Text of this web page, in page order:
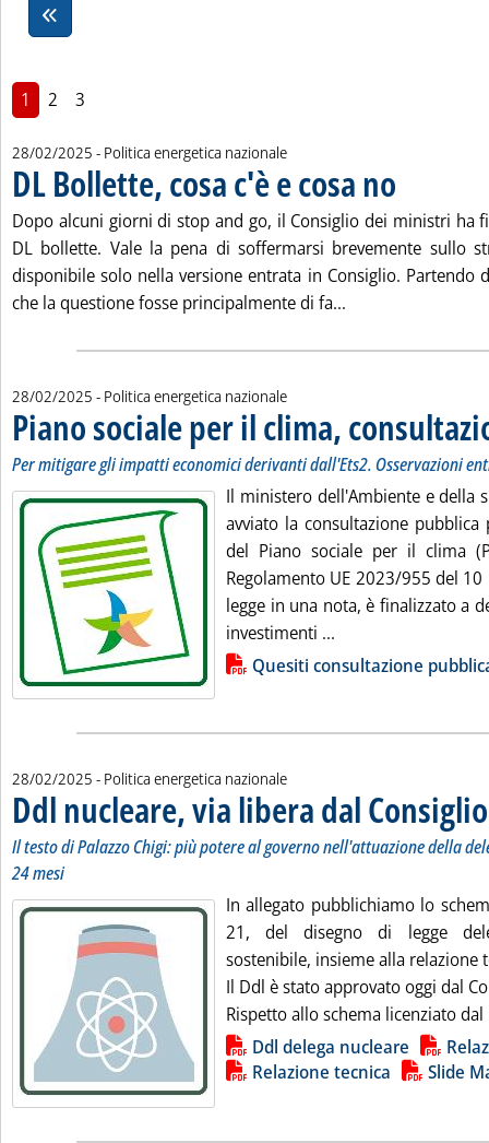
1 2 3
28/02/2025 - Politica energetica nazionale
DL Bollette, cosa c'è e cosa no
Dopo alcuni giorni di stop and go, il Consiglio dei ministri ha
DL bollette. Vale la pena di soffermarsi brevemente sullo
disponibile solo nella versione entrata in Consiglio. Partendo
che la questione fosse principalmente di fa...
28/02/2025 - Politica energetica nazionale
Piano sociale per il clima,
Per mitigare gli impatti economici derivanti dall'Ets2. Osservazioni
Il ministero dell'Ambiente e della
avviato la consultazione
del Piano sociale per il clima
Regolamento UE 2023/955 del
legge in una nota, è finalizzato a
investimenti ...
Lista allegati PDF alla notiziaQuesiti consultazione
28/02/2025 - Politica energetica nazionale
Ddl nucleare, via libera dal
Il testo di Palazzo Chigi: più potere al governo nell'attuazione della
24 mesi
In allegato pubblichiamo lo
21, del disegno di legge
sostenibile, insieme alla relazione
Il Ddl è stato approvato oggi dal
Rispetto allo schema licenziato dal
Lista allegati PDF alla notiziaDdl delega nucleare
Relazione tecnica
Slide